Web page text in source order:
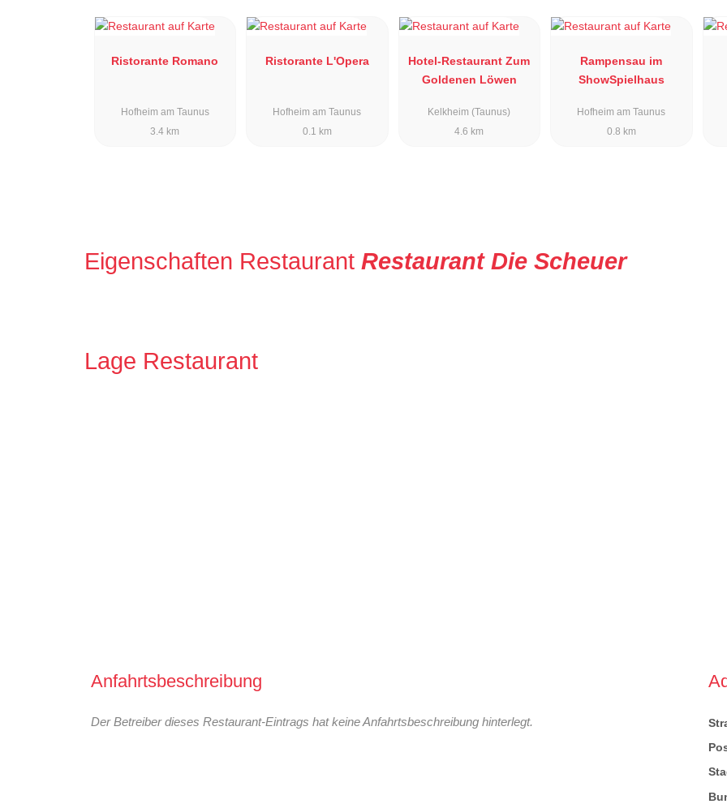
Ristorante Romano
Hofheim am Taunus
3.4 km
Ristorante L'Opera
Hofheim am Taunus
0.1 km
Hotel-Restaurant Zum
Goldenen Löwen
Kelkheim (Taunus)
4.6 km
Rampensau im
ShowSpielhaus
Hofheim am Taunus
0.8 km
Eigenschaften Restaurant Restaurant Die Scheuer
Lage Restaurant
Anfahrtsbeschreibung
Der Betreiber dieses Restaurant-Eintrags hat keine Anfahrtsbeschreibung hinterlegt.